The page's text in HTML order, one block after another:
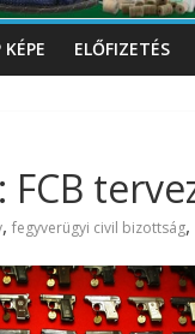
ELŐFIZETÉS
, fegyverügyi civil bizottság,